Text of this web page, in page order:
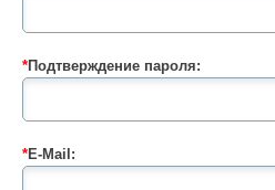
*Подтверждение пароля:
*E-Mail: